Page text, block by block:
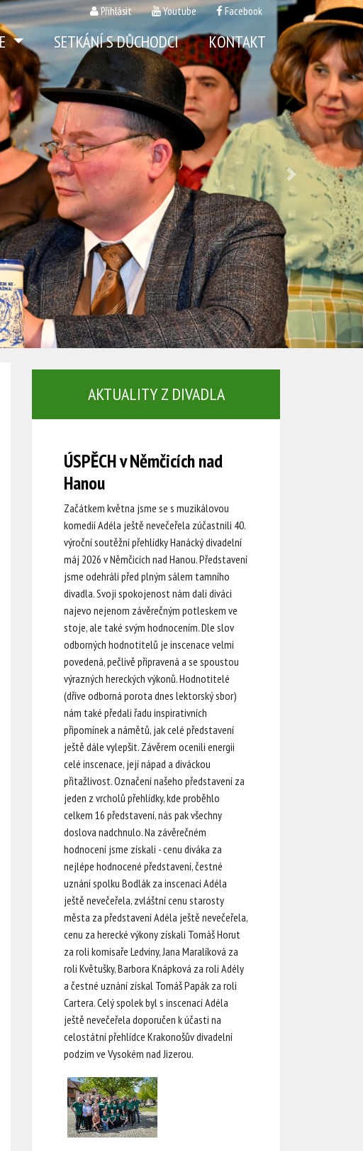
Přihlásit Youtube Facebook
SETKÁNÍ S DŮCHODCI KONTAKT
Next
AKTUALITY Z DIVADLA
ÚSPĚCH v Němčicích nad
Hanou
Začátkem května jsme se s muzikálovou
komedií Adéla ještě nevečeřela zúčastnili 40.
výroční soutěžní přehlídky Hanácký divadelní
máj 2026 v Němčicích nad Hanou. Představení
jsme odehráli před plným sálem tamního
divadla. Svoji spokojenost nám dali diváci
najevo nejenom závěrečným potleskem ve
stoje, ale také svým hodnocením. Dle slov
odborných hodnotitelů je inscenace velmi
povedená, pečlivě připravená a se spoustou
výrazných hereckých výkonů. Hodnotitelé
(dříve odborná porota dnes lektorský sbor)
nám také předali řadu inspirativních
připomínek a námětů, jak celé představení
ještě dále vylepšit. Závěrem ocenili energii
celé inscenace, její nápad a diváckou
přitažlivost. Označení našeho představení za
jeden z vrcholů přehlídky, kde proběhlo
celkem 16 představení, nás pak všechny
doslova nadchnulo. Na závěrečném
hodnocení jsme získali - cenu diváka za
nejlépe hodnocené představení, čestné
uznání spolku Bodlák za inscenaci Adéla
ještě nevečeřela, zvláštní cenu starosty
města za představení Adéla ještě nevečeřela,
cenu za herecké výkony získali Tomáš Horut
za roli komisaře Ledviny, Jana Maralíková za
roli Květušky, Barbora Knápková za roli Adély
a čestné uznání získal Tomáš Papák za roli
Cartera. Celý spolek byl s inscenací Adéla
ještě nevečeřela doporučen k účasti na
celostátní přehlídce Krakonošův divadelní
podzim ve Vysokém nad Jizerou.